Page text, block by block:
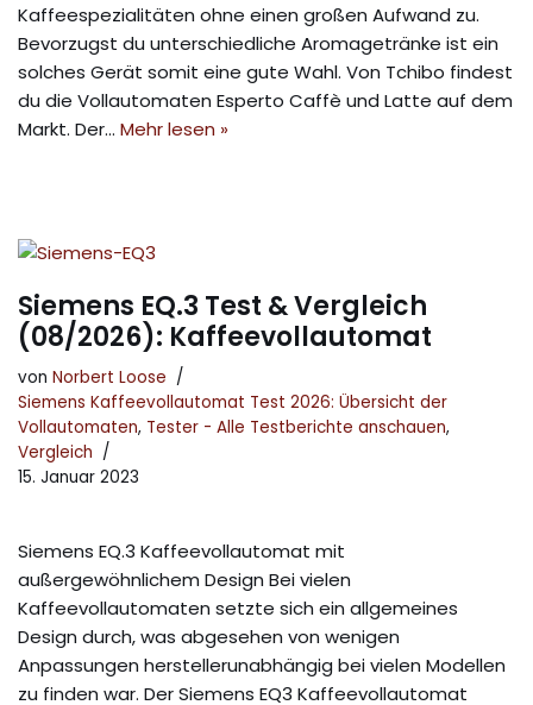
Kaffeespezialitäten ohne einen großen Aufwand zu.
Bevorzugst du unterschiedliche Aromagetränke ist ein
solches Gerät somit eine gute Wahl. Von Tchibo findest
du die Vollautomaten Esperto Caffè und Latte auf dem
Markt. Der… Mehr lesen »
Siemens EQ.3 Test & Vergleich
(08/2026): Kaffeevollautomat
von Norbert Loose
Siemens Kaffeevollautomat Test 2026: Übersicht der
Vollautomaten, Tester - Alle Testberichte anschauen,
Vergleich
15. Januar 2023
Siemens EQ.3 Kaffeevollautomat mit
außergewöhnlichem Design Bei vielen
Kaffeevollautomaten setzte sich ein allgemeines
Design durch, was abgesehen von wenigen
Anpassungen herstellerunabhängig bei vielen Modellen
zu finden war. Der Siemens EQ3 Kaffeevollautomat